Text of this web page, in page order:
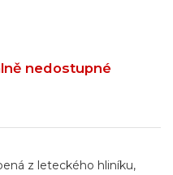
nedostupné
z leteckého hliníku,